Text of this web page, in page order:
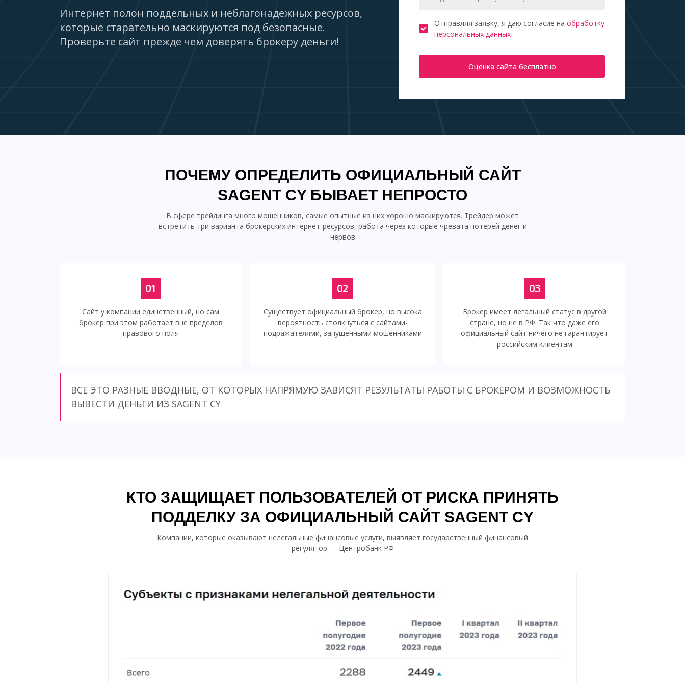
Интернет полон поддельных и неблагонадежных ресурсов,
которые старательно маскируются под безопасные.
Проверьте сайт прежде чем доверять брокеру деньги!
Отправляя заявку, я даю согласие на обработку
персональных данных
Оценка сайта бесплатно
ПОЧЕМУ ОПРЕДЕЛИТЬ ОФИЦИАЛЬНЫЙ САЙТ
SAGENT CY БЫВАЕТ НЕПРОСТО
В сфере трейдинга много мошенников, самые опытные из них хорошо маскируются. Трейдер может
встретить три варианта брокерских интернет-ресурсов, работа через которые чревата потерей денег и
нервов
01
Сайт у компании единственный, но сам
брокер при этом работает вне пределов
правового поля
02
Существует официальный брокер, но высока
вероятность столкнуться с сайтами-
подражателями, запущенными мошенниками
03
Брокер имеет легальный статус в другой
стране, но не в РФ. Так что даже его
официальный сайт ничего не гарантирует
российским клиентам
ВСЕ ЭТО РАЗНЫЕ ВВОДНЫЕ, ОТ КОТОРЫХ НАПРЯМУЮ ЗАВИСЯТ РЕЗУЛЬТАТЫ РАБОТЫ С БРОКЕРОМ И ВОЗМОЖНОСТЬ
ВЫВЕСТИ ДЕНЬГИ ИЗ SAGENT CY
КТО ЗАЩИЩАЕТ ПОЛЬЗОВАТЕЛЕЙ ОТ РИСКА ПРИНЯТЬ
ПОДДЕЛКУ ЗА ОФИЦИАЛЬНЫЙ САЙТ SAGENT CY
Компании, которые оказывают нелегальные финансовые услуги, выявляет государственный финансовый
регулятор — Центробанк РФ